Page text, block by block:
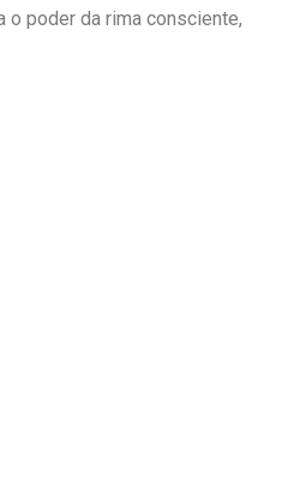
o poder da rima consciente,